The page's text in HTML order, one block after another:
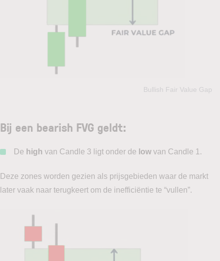
Bullish Fair Value Gap
Bij een bearish FVG geldt:
De high van Candle 3 ligt onder de low van Candle 1.
Deze zones worden gezien als prijsgebieden waar de markt
later vaak naar terugkeert om de inefficiëntie te “vullen”.